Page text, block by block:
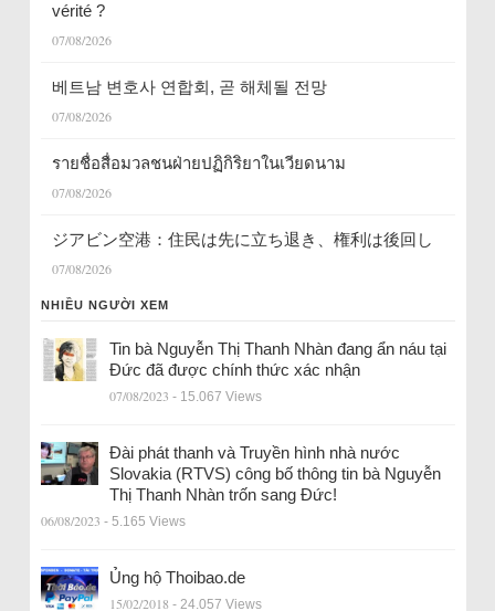
vérité ?
07/08/2026
베트남 변호사 연합회, 곧 해체될 전망
07/08/2026
รายชื่อสื่อมวลชนฝ่ายปฏิกิริยาในเวียดนาม
07/08/2026
ジアビン空港：住民は先に立ち退き、権利は後回し
07/08/2026
NHIỀU NGƯỜI XEM
Tin bà Nguyễn Thị Thanh Nhàn đang ẩn náu tại
Đức đã được chính thức xác nhận
07/08/2023 - 15.067 Views
Đài phát thanh và Truyền hình nhà nước
Slovakia (RTVS) công bố thông tin bà Nguyễn
Thị Thanh Nhàn trốn sang Đức!
06/08/2023 - 5.165 Views
Ủng hộ Thoibao.de
15/02/2018 - 24.057 Views